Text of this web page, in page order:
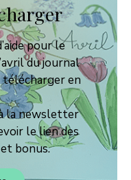
pour le
du journal
télécharger en
la newsletter
le lien des
bonus.